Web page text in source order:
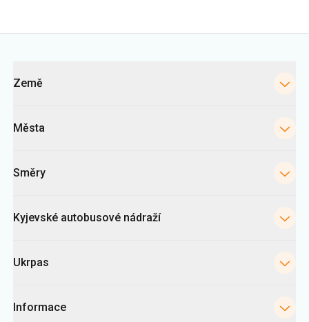
Země
Města
Směry
Kyjevské autobusové nádraží
Ukrpas
Informace